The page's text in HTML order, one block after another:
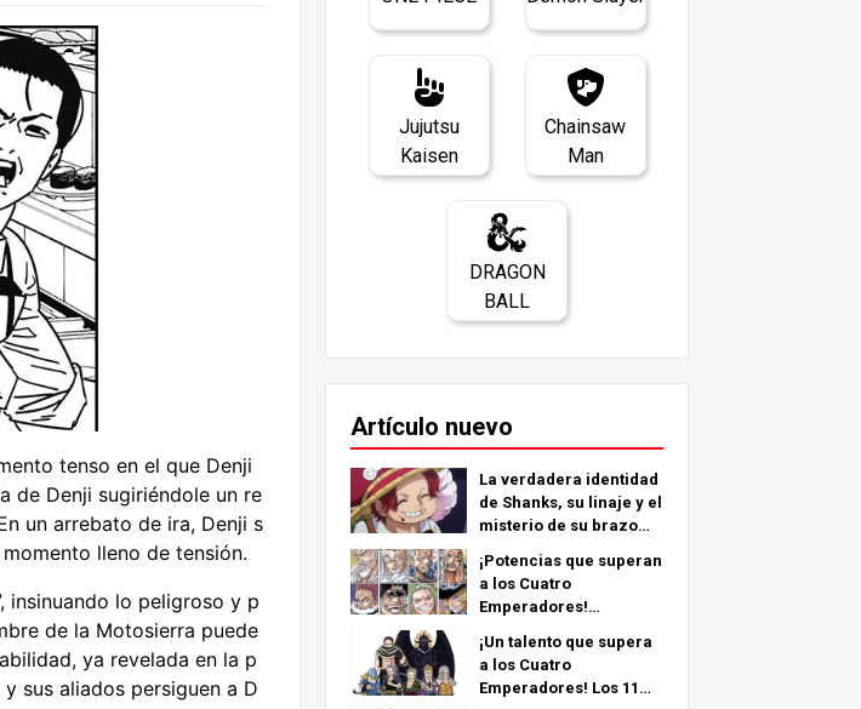
tenso en el que Denji
de Denji sugiriéndole un re
un arrebato de ira, Denji s
lleno de tensión.
insinuando lo peligroso y p
de la Motosierra puede
ya revelada en la p
sus aliados persiguen a D
Jujutsu
Kaisen
Chainsaw
Man
DRAGON
BALL
Artículo nuevo
La verdadera identidad
de Shanks, su linaje y el
misterio de su brazo
en profundidad del
último capítulo!
¡Potencias que superan
a los Cuatro
Emperadores!
Clasificaciones más
fuertes TOP 11 (Del 5º al
1º)
¡Un talento que supera
a los Cuatro
Emperadores! Los 11